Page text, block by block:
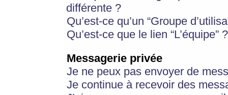
différente ?
Qu’est-ce qu’un “Groupe
Qu’est-ce que le lien “L’équipe” ?
Messagerie privée
Je ne peux pas envoyer de
Je continue à recevoir des